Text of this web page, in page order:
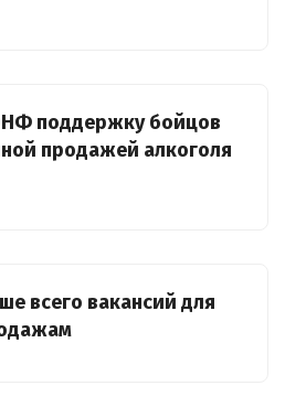
поддержку бойцов
продажей алкоголя
всего вакансий для